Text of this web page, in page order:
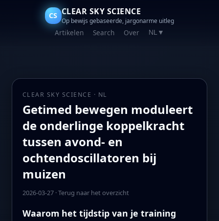
CS CLEAR SKY SCIENCE
Op bewijs gebaseerde, jargonarme uitleg
Artikelen Search Over NL ▼
CLEAR SKY SCIENCE · NL
Getimed bewegen moduleert
de onderlinge koppelkracht
tussen avond- en
ochtendoscillatoren bij
muizen
2026-03-27·Terug naar het overzicht
Waarom het tijdstip van je training